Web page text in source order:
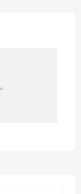
。